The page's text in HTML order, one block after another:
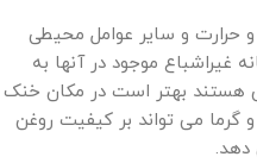
حرارت و سایر عوامل محیطی
غیراشباع موجود در آنها به
بهتر است در مکان خنک
گرما می تواند بر کیفیت روغن
دهد.